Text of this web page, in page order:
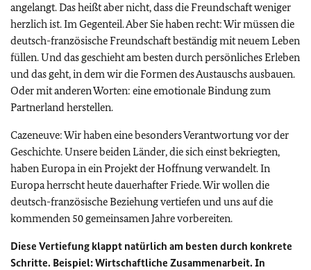
angelangt. Das heißt aber nicht, dass die Freundschaft weniger
herzlich ist. Im Gegenteil. Aber Sie haben recht: Wir müssen die
deutsch-französische Freundschaft beständig mit neuem Leben
füllen. Und das geschieht am besten durch persönliches Erleben
und das geht, in dem wir die Formen des Austauschs ausbauen.
Oder mit anderen Worten: eine emotionale Bindung zum
Partnerland herstellen.
Cazeneuve: Wir haben eine besonders Verantwortung vor der
Geschichte. Unsere beiden Länder, die sich einst bekriegten,
haben Europa in ein Projekt der Hoffnung verwandelt. In
Europa herrscht heute dauerhafter Friede. Wir wollen die
deutsch-französische Beziehung vertiefen und uns auf die
kommenden 50 gemeinsamen Jahre vorbereiten.
Diese Vertiefung klappt natürlich am besten durch konkrete
Schritte. Beispiel: Wirtschaftliche Zusammenarbeit. In